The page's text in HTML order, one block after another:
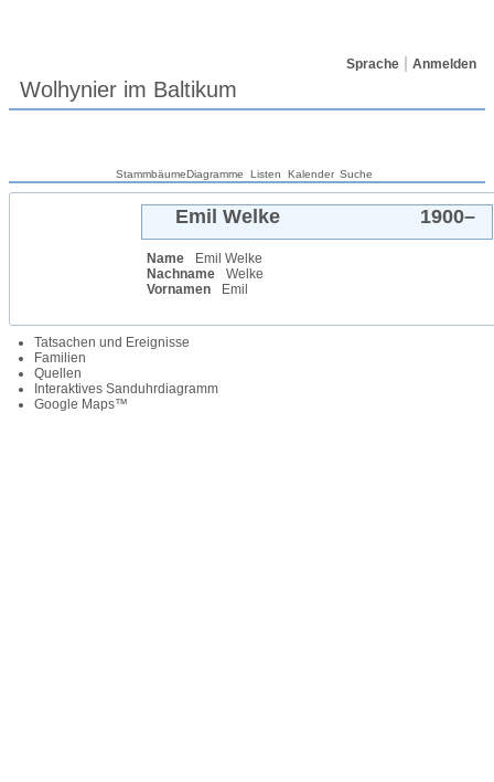
Sprache Anmelden
Wolhynier im Baltikum
StammbäumeDiagramme Listen Kalender Suche
Emil Welke 1900–
Name Emil Welke
Nachname
Welke
Vornamen
Emil
Tatsachen und Ereignisse
Familien
Quellen
Interaktives Sanduhrdiagramm
Google Maps™